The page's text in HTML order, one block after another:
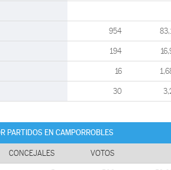
954
194
16
30
PARTIDOS EN CAMPORROBLES
CONCEJALES VOTOS